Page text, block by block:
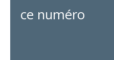
ce numéro